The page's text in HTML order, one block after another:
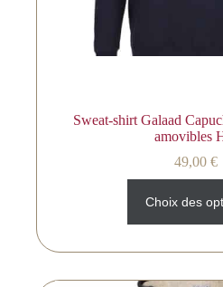
Sweat-shirt Galaad
amovibles
49,00€
Choix des